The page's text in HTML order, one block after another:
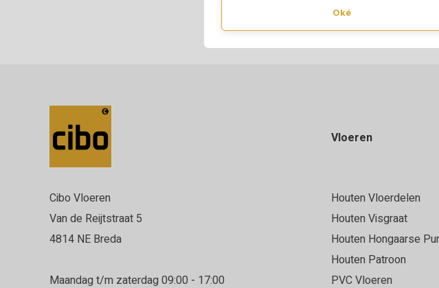
Oké
Cibo Vloeren
Van de Reijtstraat 5
4814 NE Breda
Maandag t/m zaterdag 09:00 - 17:00
Vloeren
Houten Vloerdelen
Houten Visgraat
Houten Hongaarse
Houten Patroon
PVC Vloeren